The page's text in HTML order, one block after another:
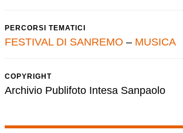
PERCORSI TEMATICI
FESTIVAL DI SANREMO – MUSICA
COPYRIGHT
Archivio Publifoto Intesa Sanpaolo